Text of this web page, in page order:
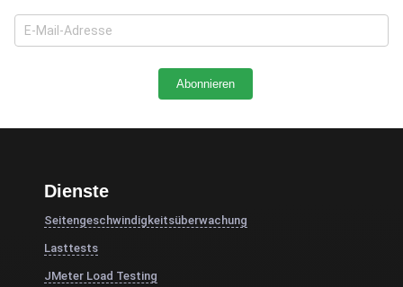
Dienste
Seitengeschwindigkeitsüberwachung
Lasttests
JMeter Load Testing